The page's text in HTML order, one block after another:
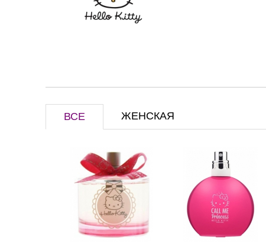
ВСЕ ЖЕНСКАЯ